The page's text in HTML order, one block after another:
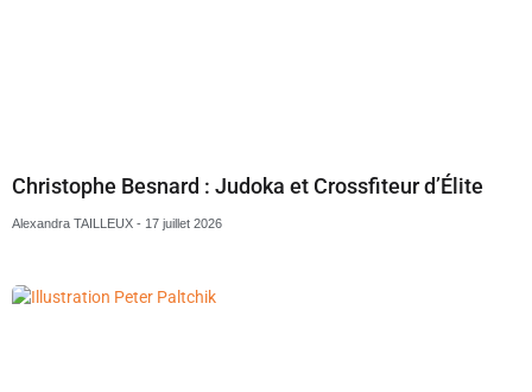
Christophe Besnard : Judoka et Crossfiteur d’Élite
Alexandra TAILLEUX 17 juillet 2026